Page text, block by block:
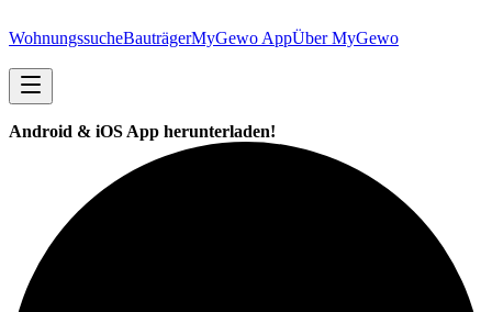
WohnungssucheBauträgerMyGewo AppÜber MyGewo
Android & iOS App herunterladen!